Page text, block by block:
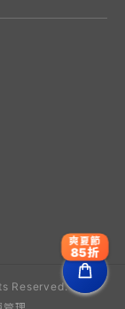
Reserved.
爽夏節
85折